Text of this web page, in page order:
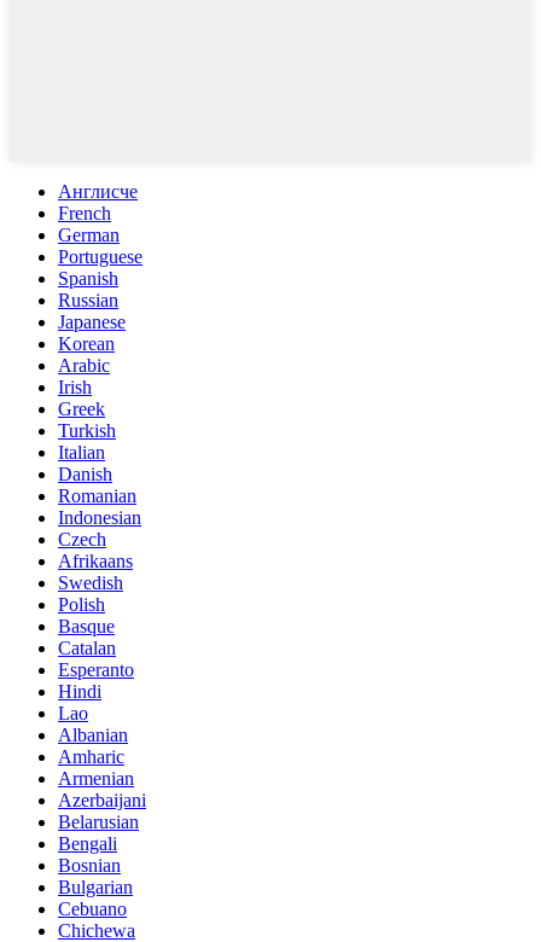
Англисче
French
German
Portuguese
Spanish
Russian
Japanese
Korean
Arabic
Irish
Greek
Turkish
Italian
Danish
Romanian
Indonesian
Czech
Afrikaans
Swedish
Polish
Basque
Catalan
Esperanto
Hindi
Lao
Albanian
Amharic
Armenian
Azerbaijani
Belarusian
Bengali
Bosnian
Bulgarian
Cebuano
Chichewa